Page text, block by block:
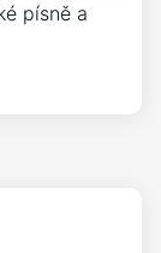
písně a